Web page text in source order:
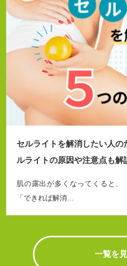
セルライトを解消したい人の
ルライトの原因や注意点も解
肌の露出が多くなってくると、
「できれば解消…
一覧を